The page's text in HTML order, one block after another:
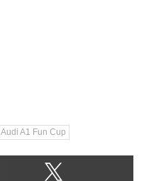
Audi A1 Fun Cup